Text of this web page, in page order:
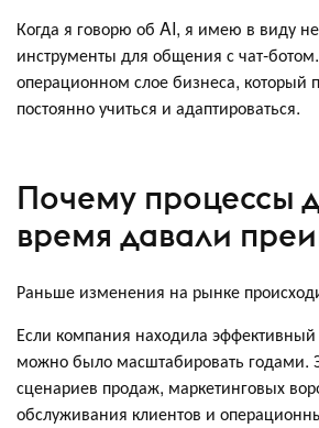
Когда я говорю об AI, я имею в виду
инструменты для общения с чат-
операционном слое бизнеса, который
постоянно учиться и адаптироваться.
Почему процессы
время давали
Раньше изменения на рынке
Если компания находила эффективный
можно было масштабировать годами.
сценариев продаж, маркетинговых
обслуживания клиентов и